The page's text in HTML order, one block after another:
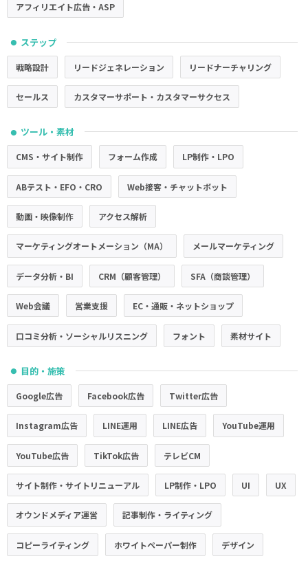
アフィリエイト広告・ASP
● ステップ
戦略設計 リードジェネレーション リードナーチャリング
セールス カスタマーサポート・カスタマーサクセス
● ツール・素材
CMS・サイト制作 フォーム作成 LP制作・LPO
ABテスト・EFO・CRO Web接客・チャットボット
動画・映像制作 アクセス解析
マーケティングオートメーション（MA） メールマーケティング
データ分析・BI CRM（顧客管理） SFA（商談管理）
Web会議 営業支援 EC・通販・ネットショップ
口コミ分析・ソーシャルリスニング フォント 素材サイト
● 目的・施策
Google広告 Facebook広告 Twitter広告
Instagram広告 LINE運用 LINE広告 YouTube運用
YouTube広告 TikTok広告 テレビCM
サイト制作・サイトリニューアル LP制作・LPO UI UX
オウンドメディア運営 記事制作・ライティング
コピーライティング ホワイトペーパー制作 デザイン